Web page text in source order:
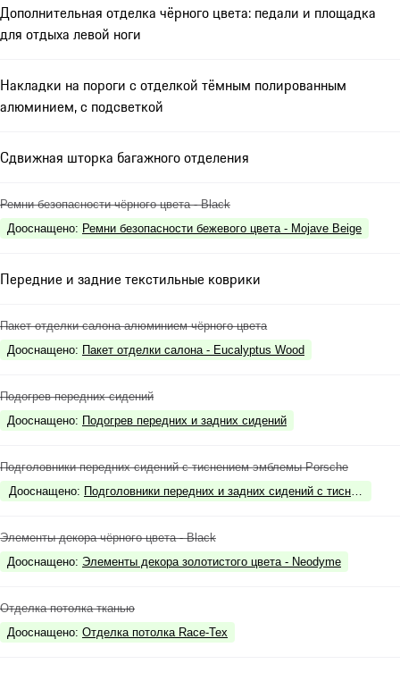
Дополнительная отделка чёрного цвета: педали и площадка
для отдыха левой ноги
Накладки на пороги с отделкой тёмным полированным
алюминием, с подсветкой
Сдвижная шторка багажного отделения
Ремни безопасности чёрного цвета - Black
Дооснащено: Ремни безопасности бежевого цвета - Mojave Beige
Передние и задние текстильные коврики
Пакет отделки салона алюминием чёрного цвета
Дооснащено: Пакет отделки салона - Eucalyptus Wood
Подогрев передних сидений
Дооснащено: Подогрев передних и задних сидений
Подголовники передних сидений с тиснением эмблемы Porsche
Дооснащено: Подголовники передних и задних сидений с тиснением
Элементы декора чёрного цвета - Black
Дооснащено: Элементы декора золотистого цвета - Neodyme
Отделка потолка тканью
Дооснащено: Отделка потолка Race-Tex